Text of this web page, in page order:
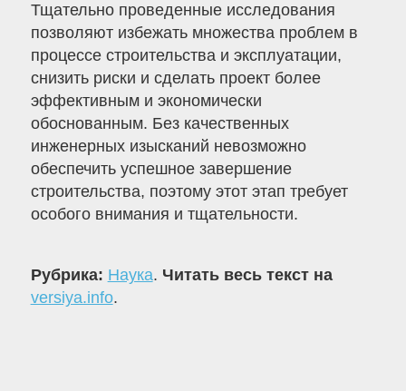
Тщательно проведенные исследования
позволяют избежать множества проблем в
процессе строительства и эксплуатации,
снизить риски и сделать проект более
эффективным и экономически
обоснованным. Без качественных
инженерных изысканий невозможно
обеспечить успешное завершение
строительства, поэтому этот этап требует
особого внимания и тщательности.
Рубрика: Наука. Читать весь текст на
versiya.info.